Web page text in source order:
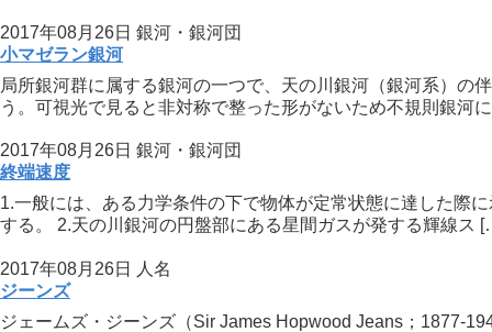
2017年08月26日 銀河・銀河団
小マゼラン銀河
局所銀河群に属する銀河の一つで、天の川銀河（銀河系）の
う。可視光で見ると非対称で整った形がないため不規則銀河
2017年08月26日 銀河・銀河団
終端速度
1.一般には、ある力学条件の下で物体が定常状態に達した際
する。 2.天の川銀河の円盤部にある星間ガスが発する輝線ス
2017年08月26日
人名
ジーンズ
ジェームズ・ジーンズ（Sir James Hopwood Jeans；1877-